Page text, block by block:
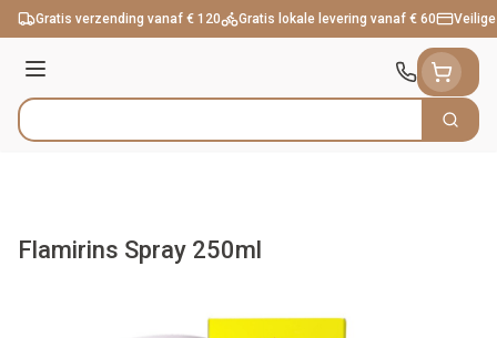
Ga naar de inhoud
Gratis verzending vanaf € 120 Gratis lokale levering vanaf € 60
Menu
Product, merk, categorie... Zoek
Flamirins Spray 250ml